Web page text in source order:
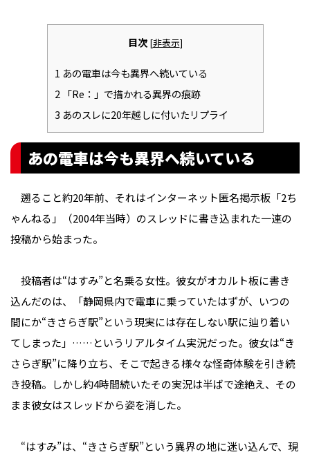
目次 [非表示]
1 あの電車は今も異界へ続いている
2「Re：」で描かれる異界の痕跡
3 あのスレに20年越しに付いたリプライ
あの電車は今も異界へ続いている
遡ること約20年前、それはインターネット匿名掲示板「2ち
ゃんねる」（2004年当時）のスレッドに書き込まれた一連の
投稿から始まった。
投稿者は“はすみ”と名乗る女性。彼女がオカルト板に書き
込んだのは、「静岡県内で電車に乗っていたはずが、いつの
間にか“きさらぎ駅”という現実には存在しない駅に辿り着い
てしまった」……というリアルタイム実況だった。彼女は“き
さらぎ駅”に降り立ち、そこで起きる様々な怪奇体験を引き続
き投稿。しかし約4時間続いたその実況は半ばで途絶え、その
まま彼女はスレッドから姿を消した。
“はすみ”は、“きさらぎ駅”という異界の地に迷い込んで、現